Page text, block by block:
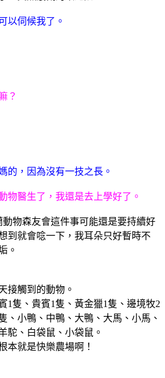
以伺候我了。
？
的，因為沒有一技之長。
物醫生了，我還是去上學好了。
動物森友會這件事可能還是要持續好
到就會唸一下，我耳朵只好暫時不
。
接觸到的動物。
1隻、貴賓1隻、黃金獵1隻、邊境牧2
、小鴨、中鴨、大鴨、大馬、小馬、
駝、白袋鼠、小袋鼠。
本就是快樂農場啊！